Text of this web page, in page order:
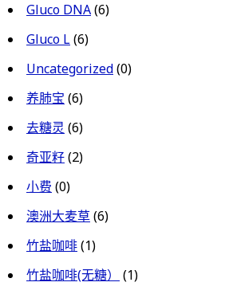
Gluco DNA(6)
Gluco L(6)
Uncategorized(0)
养肺宝 (6)
去糖灵 (6)
奇亚籽(2)
小费 (0)
澳洲大麦草(6)
竹盐咖啡(1)
竹盐咖啡(无糖）
(1)